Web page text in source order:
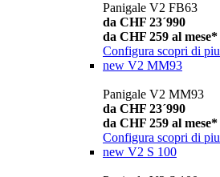
Panigale V2 FB63
da CHF 23´990
da CHF 259 al mese*
Configura scopri di piu
new V2 MM93
Panigale V2 MM93
da CHF 23´990
da CHF 259 al mese*
Configura scopri di piu
new V2 S 100